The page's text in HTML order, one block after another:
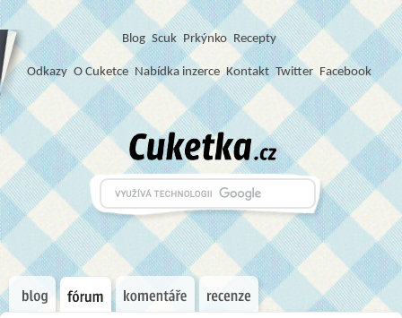
Blog Scuk Prkýnko Recepty
Odkazy O Cuketce Nabídka inzerce Kontakt Twitter Facebook